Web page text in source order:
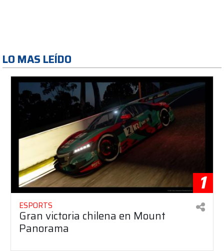
LO MAS LEÍDO
1
ESPORTS
Gran victoria chilena en Mount
Panorama